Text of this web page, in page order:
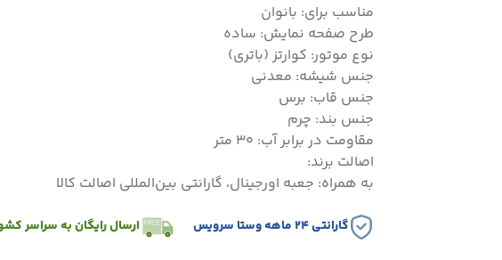
مناسب برای: بانوان
طرح صفحه نمایش: ساده
نوع موتور: کوارتز (باتری)
جنس شیشه: معدنی
جنس قاب: برس
جنس بند: چرم
مقاومت در برابر آب: 30 متر
اصالت برند:
به همراه: جعبه اورجینال، گارانتی بین‌المللی اصالت کالا
گارانتی ۲۴ ماهه وستا سرویس ارسال رایگان به سراسر